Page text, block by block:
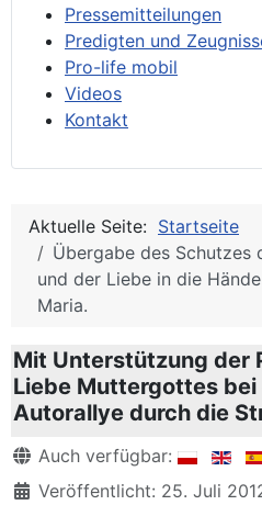
Pressemitteilungen
Predigten und
Pro-life mobil
Videos
Kontakt
Aktuelle Seite: Startseite
Übergabe des Schutzes
und der Liebe in die
Maria.
Mit Unterstützung der
Liebe Muttergottes bei
Autorallye durch die
DetailsAuch verfügbar:
Veröffentlicht: 25. Juli